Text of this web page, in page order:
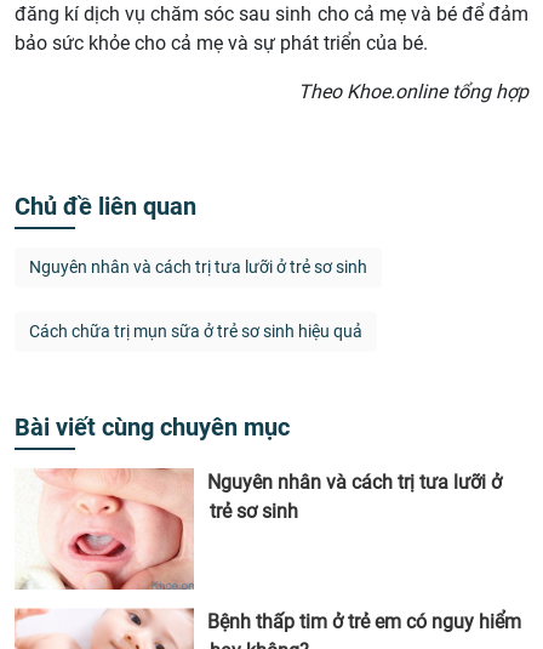
đăng kí dịch vụ chăm sóc sau sinh cho cả mẹ và bé để đảm
bảo sức khỏe cho cả mẹ và sự phát triển của bé.
Theo Khoe.online tổng hợp
Chủ đề liên quan
Nguyên nhân và cách trị tưa lưỡi ở trẻ sơ sinh
Cách chữa trị mụn sữa ở trẻ sơ sinh hiệu quả
Bài viết cùng chuyên mục
Nguyên nhân và cách trị tưa lưỡi ở
trẻ sơ sinh
Bệnh thấp tim ở trẻ em có nguy hiểm